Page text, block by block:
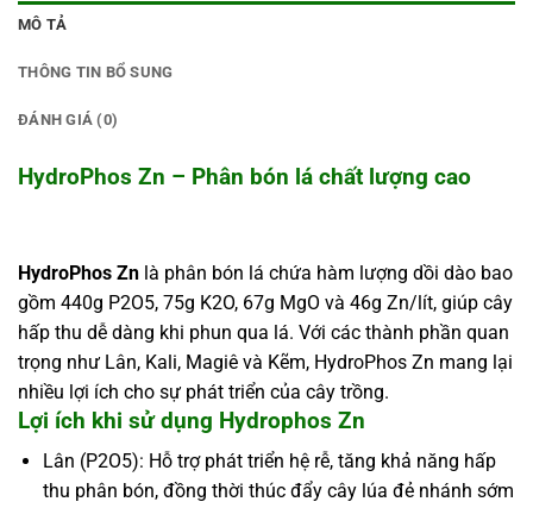
MÔ TẢ
THÔNG TIN BỔ SUNG
ĐÁNH GIÁ (0)
HydroPhos Zn – Phân bón lá chất lượng cao
HydroPhos Zn là phân bón lá chứa hàm lượng dồi dào bao
gồm 440g P2O5, 75g K2O, 67g MgO và 46g Zn/lít, giúp cây
hấp thu dễ dàng khi phun qua lá. Với các thành phần quan
trọng như Lân, Kali, Magiê và Kẽm, HydroPhos Zn mang lại
nhiều lợi ích cho sự phát triển của cây trồng.
Lợi ích khi sử dụng Hydrophos Zn
Lân (P2O5): Hỗ trợ phát triển hệ rễ, tăng khả năng hấp
thu phân bón, đồng thời thúc đẩy cây lúa đẻ nhánh sớm